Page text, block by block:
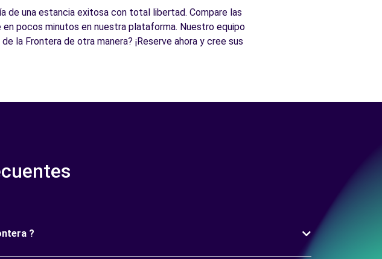
de una estancia exitosa con total libertad. Compare las
pocos minutos en nuestra plataforma. Nuestro equipo
la Frontera de otra manera? ¡Reserve ahora y cree sus
?